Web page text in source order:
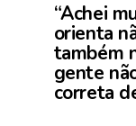
“Achei
orienta
também
gente
correta